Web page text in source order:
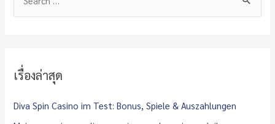
hเรื่องล่าสุด
Diva Spin Casino im Test: Bonus, Spiele & Auszahlungen